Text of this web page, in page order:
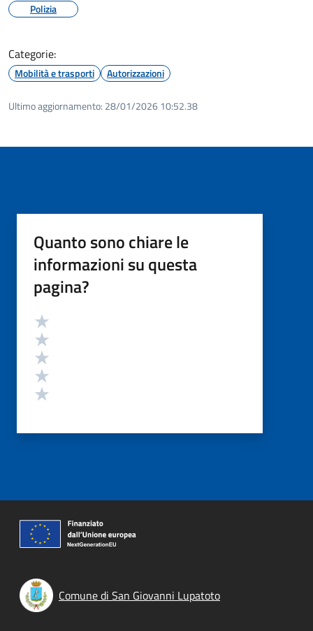
Polizia
Categorie:
Mobilità e trasporti Autorizzazioni
Ultimo aggiornamento: 28/01/2026 10:52.38
Quanto sono chiare le
informazioni su questa
pagina?
Valutazione
Comune di San Giovanni Lupatoto